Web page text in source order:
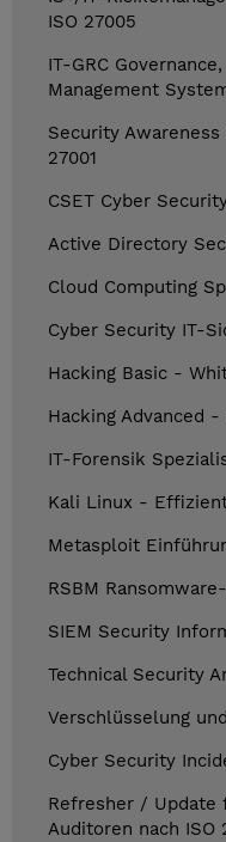
ISO 27005
IT-GRC
Management
Security Awareness
27001
CSET Cyber
Active Directory
Cloud Computing
Cyber Security IT-
Hacking Basic -
Hacking Advanced
IT-Forensik
Kali Linux -
Metasploit
RSBM
SIEM Security
Technical Security
Verschlüsselung
Cyber Security
Refresher / Update
Auditoren nach ISO